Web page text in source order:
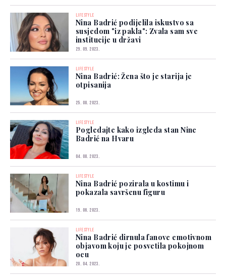
LIFESTYLE
Nina Badrić podijelila iskustvo sa
susjedom "iz pakla": Zvala sam sve
institucije u državi
29. 09. 2023.
LIFESTYLE
Nina Badrić: Žena što je starija je
otpisanija
25. 08. 2023.
LIFESTYLE
Pogledajte kako izgleda stan Nine
Badrić na Hvaru
04. 08. 2023.
LIFESTYLE
Nina Badrić pozirala u kostimu i
pokazala savršenu figuru
19. 06. 2023.
LIFESTYLE
Nina Badrić dirnula fanove emotivnom
objavom koju je posvetila pokojnom
ocu
20. 04. 2023.